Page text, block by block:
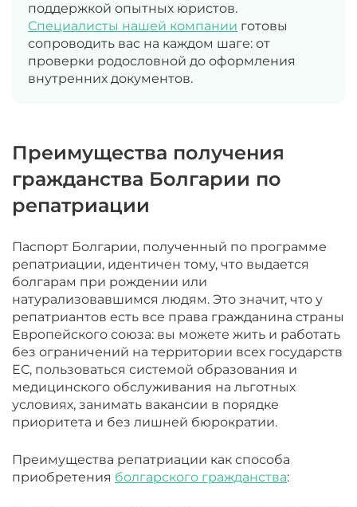
поддержкой опытных юристов.
Специалисты нашей компании готовы
сопроводить вас на каждом шаге: от
проверки родословной до оформления
внутренних документов.
Преимущества получения
гражданства Болгарии по
репатриации
Паспорт Болгарии, полученный по программе
репатриации, идентичен тому, что выдается
болгарам при рождении или
натурализовавшимся людям. Это значит, что у
репатриантов есть все права гражданина страны
Европейского союза: вы можете жить и работать
без ограничений на территории всех государств
ЕС, пользоваться системой образования и
медицинского обслуживания на льготных
условиях, занимать вакансии в порядке
приоритета и без лишней бюрократии.
Преимущества репатриации как способа
приобретения болгарского гражданства: